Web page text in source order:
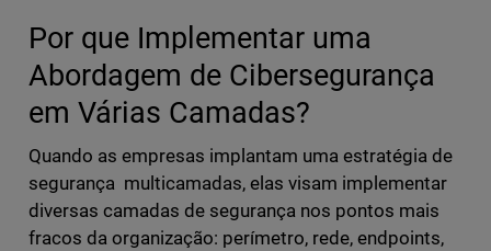
Por que Implementar uma
Abordagem de Cibersegurança
em Várias Camadas?
Quando as empresas implantam uma estratégia de
segurança multicamadas, elas visam implementar
diversas camadas de segurança nos pontos mais
fracos da organização: perímetro, rede, endpoints,